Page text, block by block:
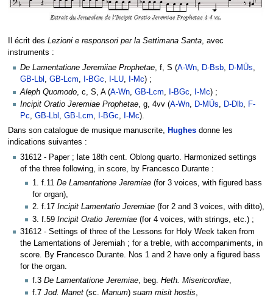
Il écrit des Lezioni e responsori per la Settimana Santa, avec
instruments :
De Lamentatione Jeremiiae Prophetae, f, S (A-Wn, D-Bsb, D-MÜs,
GB-Lbl , GB-Lcm, I-BGc, I-LU, I-Mc) ;
Aleph Quomodo , c, S, A (A-Wn GB-Lcm I-BGc I-Mc) ;
Incipit Oratio Jeremiae Prophetae, g, 4vv (A-Wn, D-MÜs, D-Dlb, F-
Pc, GB-Lbl , GB-Lcm, I-BGc, I-Mc).
Dans son catalogue de musique manuscrite, Hughesdonne les
indications suivantes :
31612 - Paper ; late 18th cent. Oblong quarto. Harmonized settings
of the three following, in score, by Francesco Durante :
1. f.11De Lamentatione Jeremiae (for 3 voices, with figured bass
for organ),
2. f.17Incipit Lamentatio Jeremiae (for 2 and 3 voices, with ditto),
3. f.59Incipit Oratio Jeremiae (for 4 voices, with strings, etc.) ;
31612 - Settings of three of the Lessons for Holy Week taken from
the Lamentations of Jeremiah ; for a treble, with accompaniments, in
score. By Francesco Durante. Nos 1 and 2 have only a figured bass
for the organ.
f.3De Lamentatione Jeremiae , beg.Heth. Misericordiae
f.7Jod. Manet (sc.Manum)suam misit hostis,